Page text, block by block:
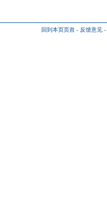
回到本页页首 - 反馈意见 -